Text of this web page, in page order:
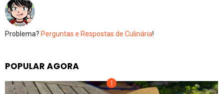
Problema? Perguntas e Respostas de Culinária!
POPULAR AGORA